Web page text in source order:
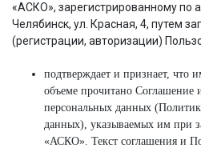
«АСКО», зарегистрированному по
Челябинск, ул. Красная, 4, путем
(регистрации, авторизации)
подтверждает и признает, что
объеме прочитано Соглашение
персональных данных
данных), указываемых им при
«АСКО». Текст соглашения и